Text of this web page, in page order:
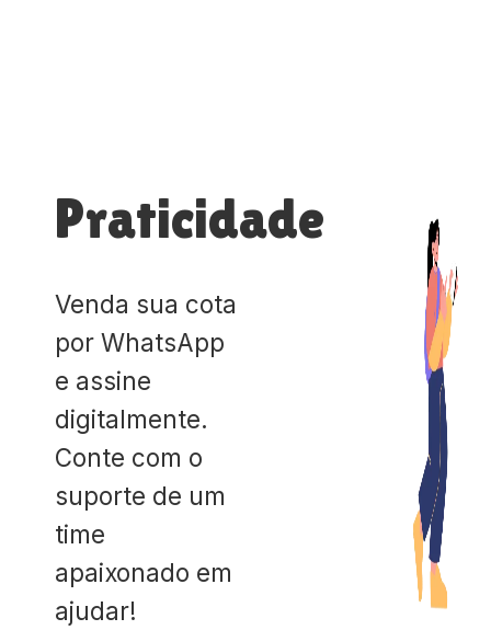
Praticidade
Venda sua cota
por WhatsApp
e assine
digitalmente.
Conte com o
suporte de um
time
apaixonado em
ajudar!